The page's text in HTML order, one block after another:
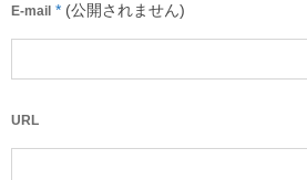
E-mail * (公開されません)
URL